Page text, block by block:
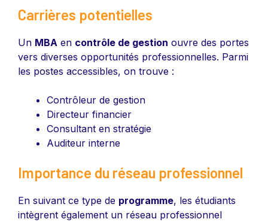
Carrières potentielles
Un MBA en contrôle de gestion ouvre des portes
vers diverses opportunités professionnelles. Parmi
les postes accessibles, on trouve :
Contrôleur de gestion
Directeur financier
Consultant en stratégie
Auditeur interne
Importance du réseau professionnel
En suivant ce type de programme, les étudiants
intègrent également un réseau professionnel